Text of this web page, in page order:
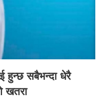
हुन्छ सबैभन्दा धेरै
खतरा